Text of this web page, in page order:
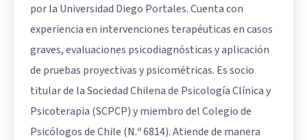
por la Universidad Diego Portales. Cuenta con
experiencia en intervenciones terapéuticas en casos
graves, evaluaciones psicodiagnósticas y aplicación
de pruebas proyectivas y psicométricas. Es socio
titular de la Sociedad Chilena de Psicología Clínica y
Psicoterapia (SCPCP) y miembro del Colegio de
Psicólogos de Chile (N.º 6814). Atiende de manera